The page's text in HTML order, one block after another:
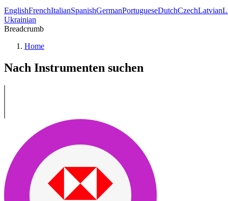
EnglishFrenchItalianSpanishGermanPortugueseDutchCzechLatvian
Ukrainian
Breadcrumb
Home
Nach Instrumenten suchen